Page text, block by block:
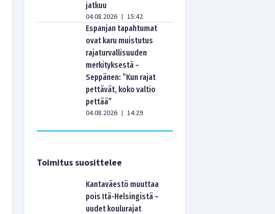
jatkuu
04.08.2026 | 15:42
Espanjan tapahtumat
ovat karu muistutus
rajaturvallisuuden
merkityksestä –
Seppänen: ”Kun rajat
pettävät, koko valtio
pettää”
04.08.2026 | 14:29
Toimitus suosittelee
Kantaväestö muuttaa
pois Itä-Helsingistä –
uudet koulurajat